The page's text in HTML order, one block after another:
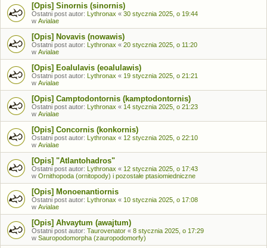
[Opis] Sinornis (sinornis)
Ostatni post autor: Lythronax « 30 stycznia 2025, o 19:44
w Avialae
[Opis] Novavis (nowawis)
Ostatni post autor: Lythronax « 20 stycznia 2025, o 11:20
w Avialae
[Opis] Eoalulavis (eoalulawis)
Ostatni post autor: Lythronax « 19 stycznia 2025, o 21:21
w Avialae
[Opis] Camptodontornis (kamptodontornis)
Ostatni post autor: Lythronax « 14 stycznia 2025, o 21:23
w Avialae
[Opis] Concornis (konkornis)
Ostatni post autor: Lythronax « 12 stycznia 2025, o 22:10
w Avialae
[Opis] "Atlantohadros"
Ostatni post autor: Lythronax « 12 stycznia 2025, o 17:43
w Ornithopoda (ornitopody) i pozostałe ptasiomiedniczne
[Opis] Monoenantiornis
Ostatni post autor: Lythronax « 10 stycznia 2025, o 17:08
w Avialae
[Opis] Ahvaytum (awajtum)
Ostatni post autor: Taurovenator « 8 stycznia 2025, o 17:29
w Sauropodomorpha (zauropodomorfy)